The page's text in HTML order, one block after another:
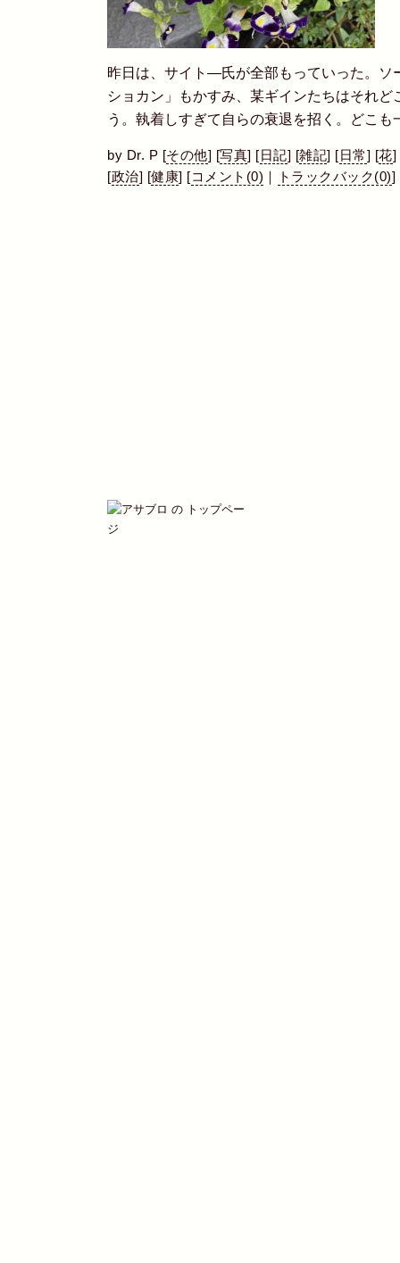
昨日は、サイト―氏が全部もっていった。ソ
ショカン」もかすみ、某ギインたちはそれど
う。執着しすぎて自らの衰退を招く。どこも
by Dr. P [その他] [写真] [ 日記] [雑記] [ 日常] [花]
[政治] [健康] [コメント(0) トラックバック(0)]